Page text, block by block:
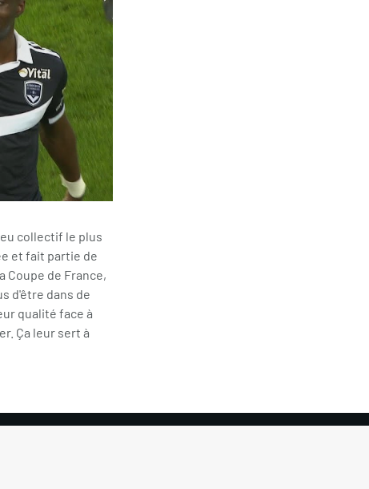
collectif le plus
et fait partie de
Coupe de France,
d'être dans de
qualité face à
Ça leur sert à